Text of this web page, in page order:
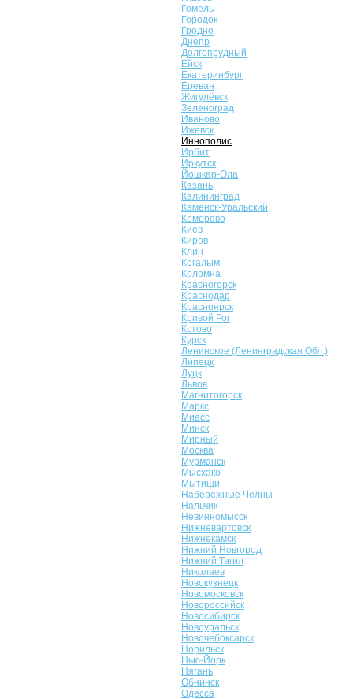
Гомель
Городок
Гродно
Днепр
Долгопрудный
Ейск
Екатеринбург
Ереван
Жигулёвск
Зеленоград
Иваново
Ижевск
Иннополис
Ирбит
Иркутск
Йошкар-Ола
Казань
Калининград
Каменск-Уральский
Кемерово
Киев
Киров
Клин
Когалым
Коломна
Красногорск
Краснодар
Красноярск
Кривой Рог
Кстово
Курск
Ленинское (Ленинградская Обл.)
Липецк
Луцк
Львов
Магнитогорск
Маркс
Миасс
Минск
Мирный
Москва
Мурманск
Мысхако
Мытищи
Набережные Челны
Нальчик
Невинномысск
Нижневартовск
Нижнекамск
Нижний Новгород
Нижний Тагил
Николаев
Новокузнецк
Новомосковск
Новороссийск
Новосибирск
Новоуральск
Новочебоксарск
Норильск
Нью-Йорк
Нягань
Обнинск
Одесса